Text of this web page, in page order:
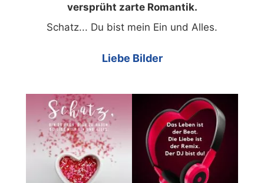
versprüht zarte Romantik.
Schatz... Du bist mein Ein und Alles.
Liebe Bilder